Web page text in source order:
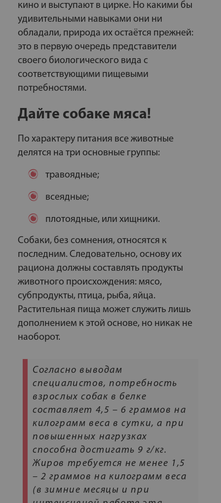
кино и выступают в цирке. Но какими бы
удивительными навыками они ни
обладали, природа их остаётся прежней:
это в первую очередь представители
своего биологического вида с
соответствующими пищевыми
потребностями.
Дайте собаке мяса!
По характеру питания все животные
делятся на три основные группы:
травоядные;
всеядные;
плотоядные, или хищники.
Собаки, без сомнения, относятся к
последним. Следовательно, основу их
рациона должны составлять продукты
животного происхождения: мясо,
субпродукты, птица, рыба, яйца.
Растительная пища может служить лишь
дополнением к этой основе, но никак не
наоборот.
Согласно выводам
специалистов, потребность
взрослых собак в белке
составляет 4,5 – 6 граммов на
килограмм веса в сутки, а при
повышенных нагрузках
способна достигать 9 г/кг.
Жиров требуется не менее 1,5
– 2 граммов на килограмм веса
(в зимние месяцы и при